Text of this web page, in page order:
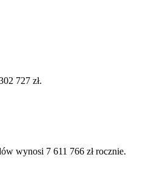
727 zł.
wynosi 7 611 766 zł rocznie.